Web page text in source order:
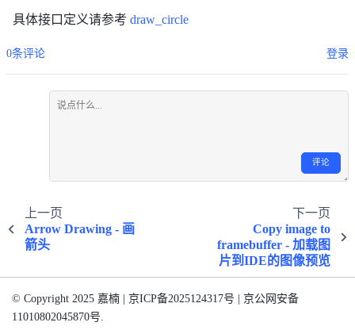
具体接口定义请参考 draw_circle
0条评论 登录
评论
上一页
Arrow Drawing - 画
箭头
下一页
Copy image to
framebuffer - 加载图
片到IDE的图像预览
© Copyright 2025 嘉楠 | 京ICP备2025124317号 | 京公网安备
11010802045870号.